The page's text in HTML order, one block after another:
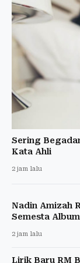
Sering
Kata Ahli
2 jam lalu
Nadin Amizah
Semesta
2 jam lalu
Lirik Baru RM